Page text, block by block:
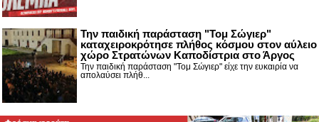
Την παιδική παράσταση "Τομ Σώγιερ"
καταχειροκρότησε πλήθος κόσμου στον αύλειο
χώρο Στρατώνων Καποδίστρια στο Άργος
Την παιδική παράσταση "Τομ Σώγιερ" είχε την ευκαιρία να
απολαύσει πλήθ...